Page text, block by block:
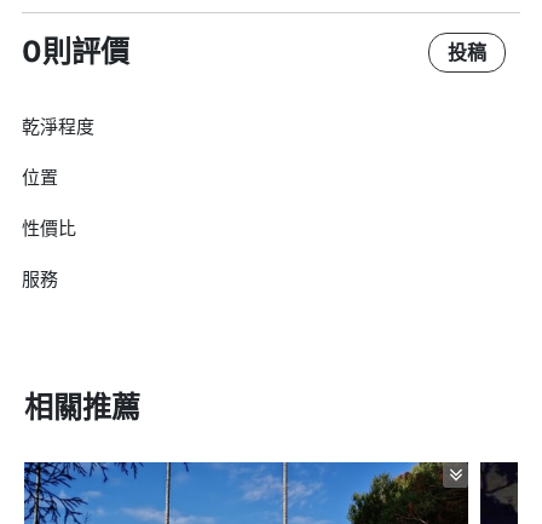
0則評價 投稿
乾淨程度
位置
性價比
服務
相關推薦